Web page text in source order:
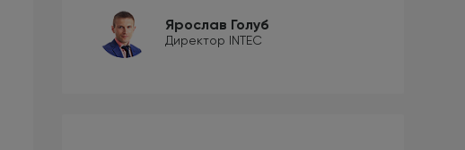
Ярослав Голуб
Директор INTEC